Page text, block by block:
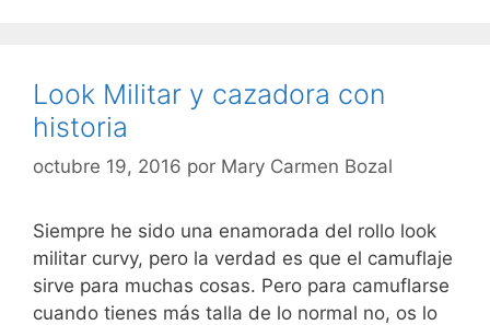
Look Militar y cazadora con
historia
octubre 19, 2016 por Mary Carmen Bozal
Siempre he sido una enamorada del rollo look
militar curvy, pero la verdad es que el camuflaje
sirve para muchas cosas. Pero para camuflarse
cuando tienes más talla de lo normal no, os lo